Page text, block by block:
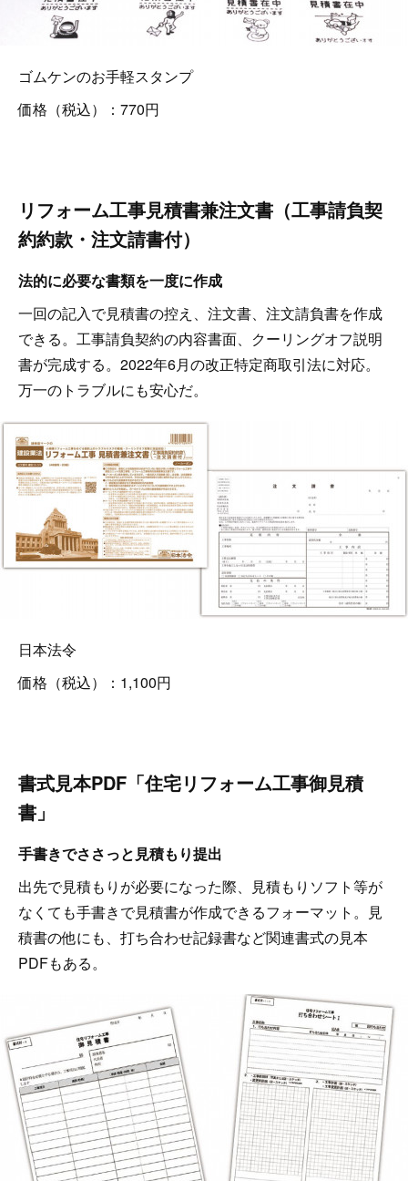
ゴムケンのお手軽スタンプ
価格（税込）：770円
リフォーム工事見積書兼注文書（工事請負契
約約款・注文請書付）
法的に必要な書類を一度に作成
一回の記入で見積書の控え、注文書、注文請負書を作成
できる。工事請負契約の内容書面、クーリングオフ説明
書が完成する。2022年6月の改正特定商取引法に対応。
万一のトラブルにも安心だ。
日本法令
価格（税込）：1,100円
書式見本PDF「住宅リフォーム工事御見積
書」
手書きでささっと見積もり提出
出先で見積もりが必要になった際、見積もりソフト等が
なくても手書きで見積書が作成できるフォーマット。見
積書の他にも、打ち合わせ記録書など関連書式の見本
PDFもある。